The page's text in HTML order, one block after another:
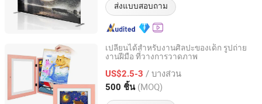
ส่งแบบสอบถาม
เปลี่ยนได้สำหรับงานศิลปะของเด็ก รูปถ่าย
งานฝีมือ ที่วางการวาดภาพ
US$2.5-3 / บางส่วน
500 ชิ้น (MOQ)
Tongxiang Goude Co., Ltd.
Zhejiang, China อัตราจาก 2022